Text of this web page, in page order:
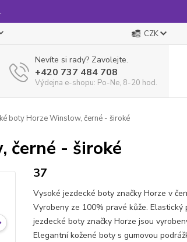
CZK
Nevíte si rady? Zavolejte.
+420 737 484 708
Výdejna e-shopu: Po-Ne, 8-20 hod.
boty Horze Winslow, černé - široké
černé - široké
37
Vysoké jezdecké boty značky Horze v
Vyrobeny ze 100% pravé kůže. Elastický
jezdecké boty značky Horze jsou
Elegantní kožené boty s gumovou